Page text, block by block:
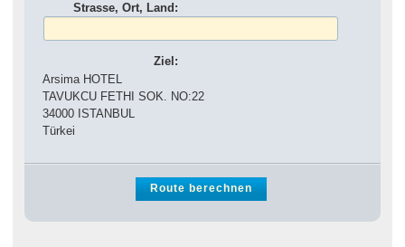
Strasse, Ort, Land:
Ziel:
Arsima HOTEL
TAVUKCU FETHI SOK. NO:22
34000 ISTANBUL
Türkei